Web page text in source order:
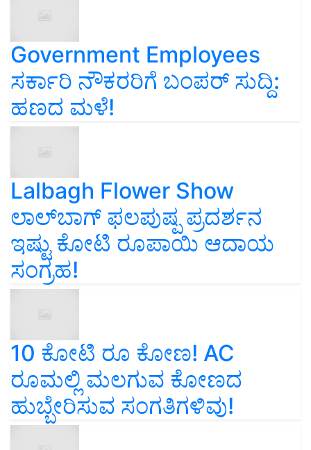
Government Employees
ಸರ್ಕಾರಿ ನೌಕರರಿಗೆ ಬಂಪರ್‌ ಸುದ್ದಿ:
ಹಣದ ಮಳೆ!
Lalbagh Flower Show
ಲಾಲ್‌ಬಾಗ್ ಫಲಪುಷ್ಪ ಪ್ರದರ್ಶನ
ಇಷ್ಟು ಕೋಟಿ ರೂಪಾಯಿ ಆದಾಯ
ಸಂಗ್ರಹ!
10 ಕೋಟಿ ರೂ ಕೋಣ! AC
ರೂಮಲ್ಲಿ ಮಲಗುವ ಕೋಣದ
ಹುಬ್ಬೇರಿಸುವ ಸಂಗತಿಗಳಿವು!